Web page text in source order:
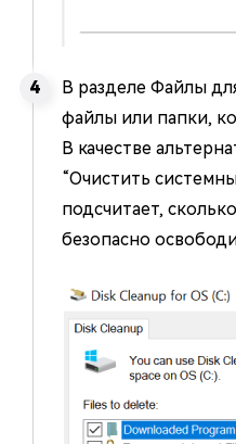
В разделе Файлы
файлы или папки,
В качестве
“Очистить
подсчитает,
безопасно